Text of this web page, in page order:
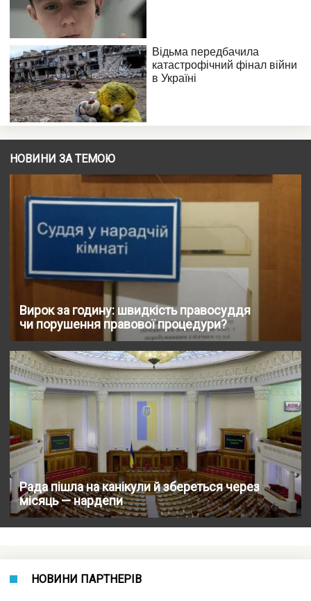
НОВИНИ ЗА ТЕМОЮ
Вирок за годину: швидкість правосуддя
чи порушення правової процедури?
Рада пішла на канікули й збереться через
місяць — нардепи
НОВИНИ ПАРТНЕРІВ